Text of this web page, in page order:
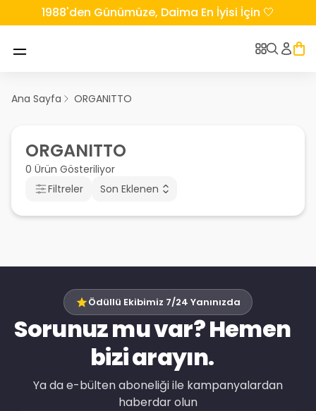
1988'den Günümüze, Daima En İyisi İçin 🤍
Ana Sayfa ORGANITTO
ORGANITTO
0 Ürün Gösteriliyor
Filtreler
Son Eklenen
Ödüllü Ekibimiz 7/24 Yanınızda
Sorunuz mu var? Hemen
bizi arayın.
Ya da e-bülten aboneliği ile kampanyalardan
haberdar olun